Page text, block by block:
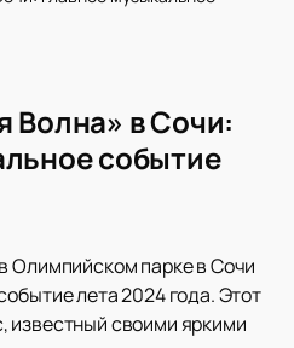
Волна» в Сочи:
событие
Олимпийском парке в Сочи
лета 2024 года. Этот
известный своими яркими